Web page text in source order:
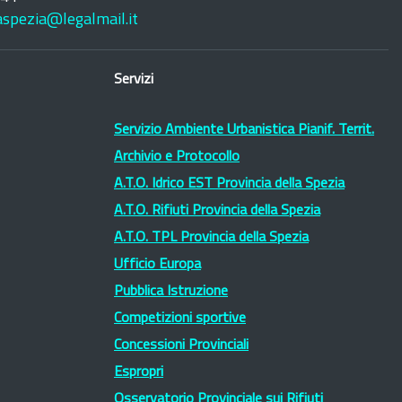
Servizi
Servizio Ambiente Urbanistica Pianif. Territ.
Archivio e Protocollo
A.T.O. Idrico EST Provincia della Spezia
A.T.O. Rifiuti Provincia della Spezia
A.T.O. TPL Provincia della Spezia
Ufficio Europa
Pubblica Istruzione
Competizioni sportive
Concessioni Provinciali
Espropri